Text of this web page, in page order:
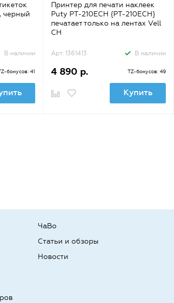
черный
В наличии
бонусов: 41
Принтер для печати наклеек
Puty PT-210ECH {PT-210ECH}
печатает только на лентах Vell
CH
Арт. 1361413 В наличии
4 890 р. TZ-бонусов: 49
Купить
ЧаВо
Статьи и обзоры
Новости